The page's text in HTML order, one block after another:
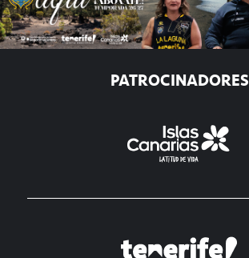
PATROCINADORES